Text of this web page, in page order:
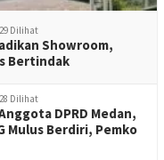
Dilihat
Showroom,
Bertindak
Dilihat
DPRD Medan,
Mulus Berdiri, Pemko